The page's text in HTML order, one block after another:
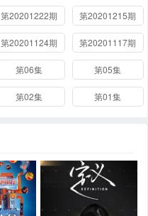
第20201222期 第20201215期
第20201124期 第20201117期
第06集 第05集
第02集 第01集